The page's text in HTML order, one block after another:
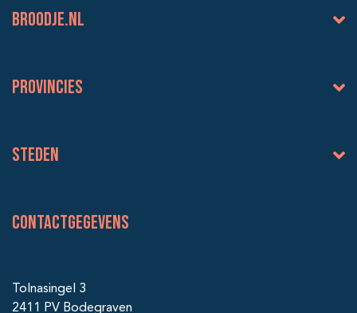
BROODJE.NL
Provincies
Steden
Contactgegevens
Tolnasingel 3
2411 PV Bodegraven